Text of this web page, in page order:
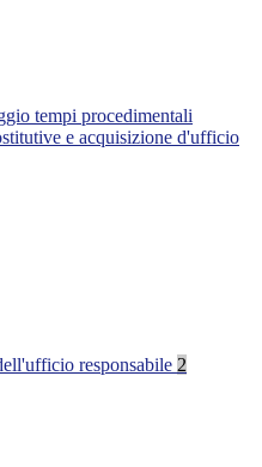
tempi procedimentali
e acquisizione d'ufficio
responsabile 2